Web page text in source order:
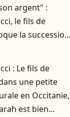
argent" :
le fils de
la succession
de son père
: Le fils de
une petite
en Occitanie,
est bien